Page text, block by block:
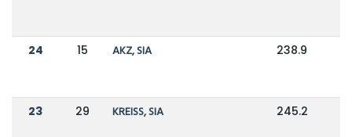
24 15 AKZ, SIA 238.9
23 29 KREISS, SIA 245.2